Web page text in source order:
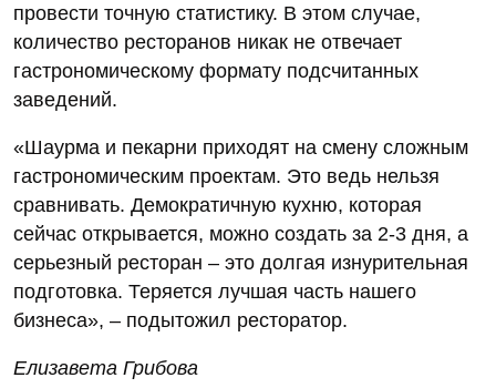
провести точную статистику. В этом случае,
количество ресторанов никак не отвечает
гастрономическому формату подсчитанных
заведений.
«Шаурма и пекарни приходят на смену сложным
гастрономическим проектам. Это ведь нельзя
сравнивать. Демократичную кухню, которая
сейчас открывается, можно создать за 2-3 дня, а
серьезный ресторан – это долгая изнурительная
подготовка. Теряется лучшая часть нашего
бизнеса», – подытожил ресторатор.
Елизавета Грибова